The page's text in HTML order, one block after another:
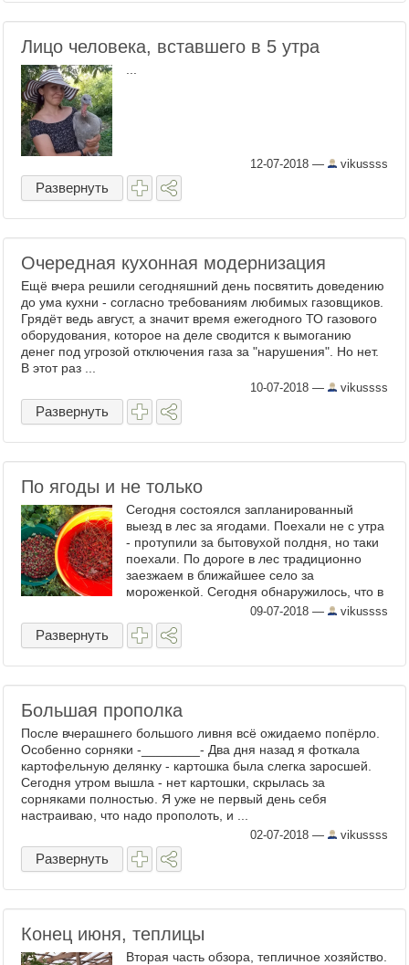
Лицо человека, вставшего в 5 утра
12-07-2018 — vikussss
Развернуть
Очередная кухонная модернизация
Ещё вчера решили сегодняшний день посвятить доведению
до ума кухни - согласно требованиям любимых газовщиков.
Грядёт ведь август, а значит время ежегодного ТО газового
оборудования, которое на деле сводится к вымоганию
денег под угрозой отключения газа за "нарушения". Но нет.
В этот раз ...
10-07-2018 — vikussss
Развернуть
По ягоды и не только
Сегодня состоялся запланированный
выезд в лес за ягодами. Поехали не с утра
- протупили за бытовухой полдня, но таки
поехали. По дороге в лес традиционно
заезжаем в ближайшее село за
мороженкой. Сегодня обнаружилось, что в
селе том ремонтируют мост. Одна полоса
закрыта - работяги ...
09-07-2018 — vikussss
Развернуть
Большая прополка
После вчерашнего большого ливня всё ожидаемо попёрло.
Особенно сорняки -________- Два дня назад я фоткала
картофельную делянку - картошка была слегка заросшей.
Сегодня утром вышла - нет картошки, скрылась за
сорняками полностью. Я уже не первый день себя
настраиваю, что надо прополоть, и ...
02-07-2018 — vikussss
Развернуть
Конец июня, теплицы
Вторая часть обзора, тепличное хозяйство.